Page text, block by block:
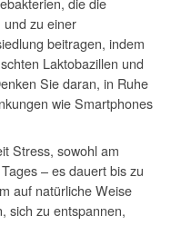
und zu einer
beitragen, indem
Laktobazillen und
Sie daran, in Ruhe
wie Smartphones
Stress, sowohl am
– es dauert bis zu
auf natürliche Weise
sich zu entspannen,